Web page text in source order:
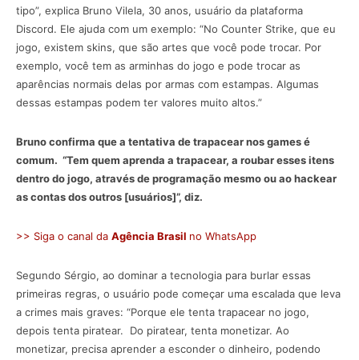
tipo”, explica Bruno Vilela, 30 anos, usuário da plataforma
Discord. Ele ajuda com um exemplo: “No Counter Strike, que eu
jogo, existem skins, que são artes que você pode trocar. Por
exemplo, você tem as arminhas do jogo e pode trocar as
aparências normais delas por armas com estampas. Algumas
dessas estampas podem ter valores muito altos.”
Bruno confirma que a tentativa de trapacear nos games é
comum. “Tem quem aprenda a trapacear, a roubar esses itens
dentro do jogo, através de programação mesmo ou ao hackear
as contas dos outros [usuários]”, diz.
>> Siga o canal da Agência Brasil no WhatsApp
Segundo Sérgio, ao dominar a tecnologia para burlar essas
primeiras regras, o usuário pode começar uma escalada que leva
a crimes mais graves: “Porque ele tenta trapacear no jogo,
depois tenta piratear. Do piratear, tenta monetizar. Ao
monetizar, precisa aprender a esconder o dinheiro, podendo